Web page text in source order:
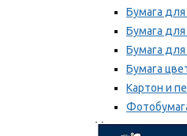
Бумага
Бумага
Бумага для
Бумага
Картон и
Мы рекомендуем